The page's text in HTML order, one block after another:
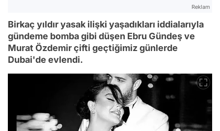
Reklam
Birkaç yıldır yasak ilişki yaşadıkları iddialarıyla
gündeme bomba gibi düşen Ebru Gündeş ve
Murat Özdemir çifti geçtiğimiz günlerde
Dubai'de evlendi.